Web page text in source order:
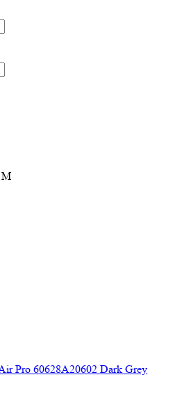
M
Pro 60628A20602 Dark Grey